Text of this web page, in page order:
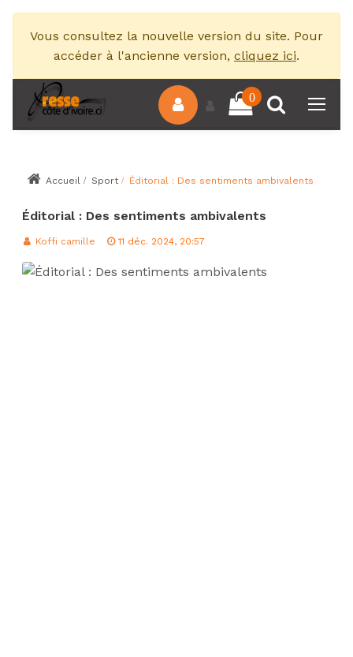
Vous consultez la nouvelle version du site. Pour
accéder à l'ancienne version, cliquez ici.
0
Accueil Sport Éditorial : Des sentiments ambivalents
Éditorial : Des sentiments ambivalents
Koffi camille 11 déc. 2024, 20:57